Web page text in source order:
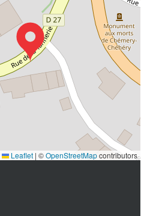
Leaflet | ©OpenStreetMapcontributors